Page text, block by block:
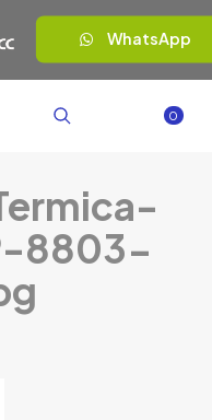
WhatsApp
0
8803-